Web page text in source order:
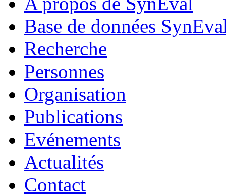
Base de données
Recherche
Personnes
Organisation
Publications
Evénements
Actualités
Contact